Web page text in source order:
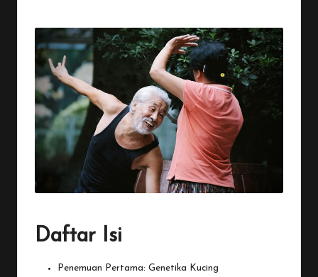
Daftar Isi
Penemuan Pertama: Genetika Kucing